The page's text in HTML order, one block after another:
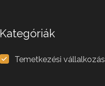
Kategóriák
Temetkezési vállalkozás